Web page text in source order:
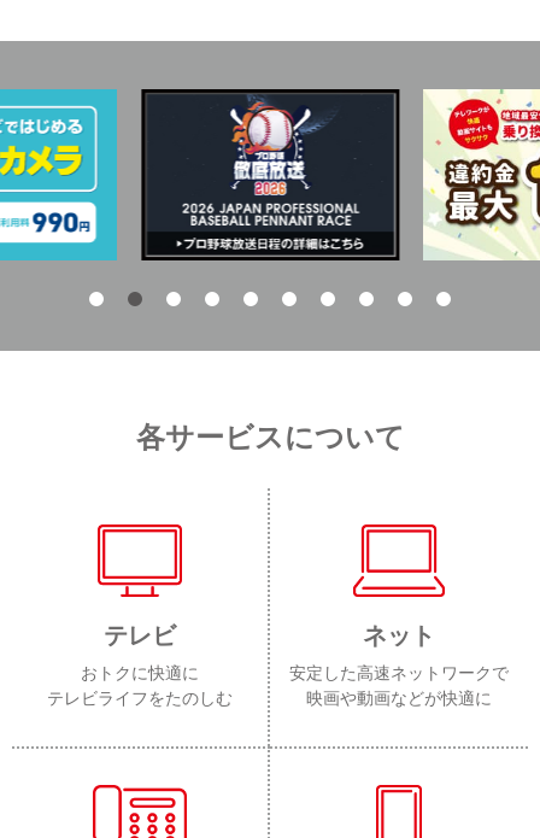
各サービスについて
テレビ
おトクに快適に
テレビライフをたのしむ
ネット
安定した高速ネットワークで
映画や動画などが快適に